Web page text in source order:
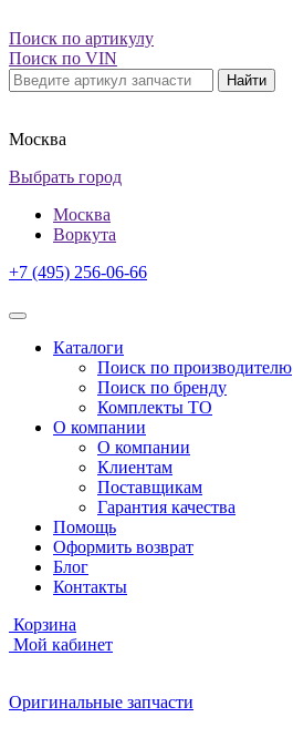
Поиск по артикулу
Поиск по VIN
Найти
Москва
Выбрать город
Москва
Воркута
+7 (495) 256-06-66
Каталоги
Поиск по производителю
Поиск по бренду
Комплекты ТО
О компании
О компании
Клиентам
Поставщикам
Гарантия качества
Помощь
Оформить возврат
Блог
Контакты
Корзина
Мой кабинет
Оригинальные запчасти